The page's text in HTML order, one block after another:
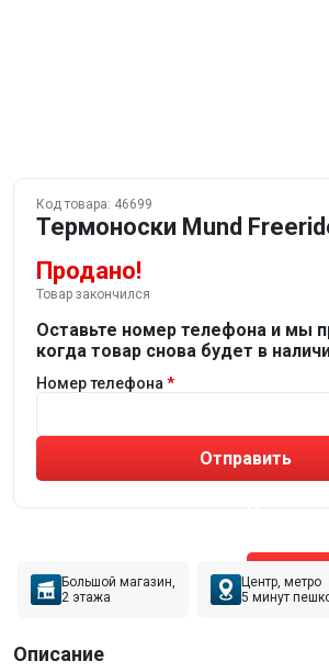
Код товара: 46699
Термоноски Mund
Продано!
Товар закончился
Оставьте номер телефона и мы
когда товар снова будет в
Номер телефона
Отправить
Большой магазин,
2 этажа
Центр, метро
5 минут
Описание